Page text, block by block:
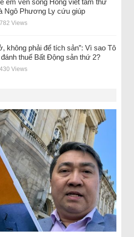
em ven sông Hồng viết tâm thư
Ngô Phương Ly cứu giúp
Views
không phải để tích sản”: Vì sao Tô
thuế Bất Động sản thứ 2?
Views